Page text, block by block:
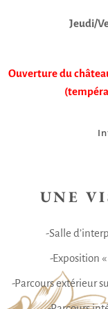
Jeudi/
Ouverture du
UNE
-Salle
-Exposition
-Parcours extérieur